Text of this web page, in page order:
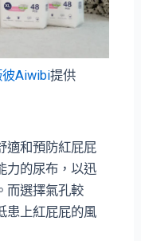
彼Aiwibi提供
適和預防紅屁屁
力的尿布，以迅
而選擇氣孔較
患上紅屁屁的風